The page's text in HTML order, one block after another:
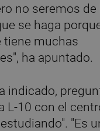
no seremos de
se haga
tiene muchas
ha apuntado.
indicado,
L-10 con el
"Es